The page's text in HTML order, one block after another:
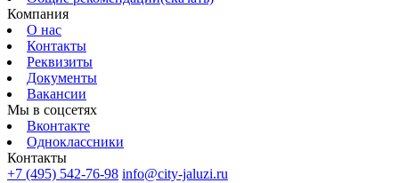
Компания
О нас
Контакты
Реквизиты
Документы
Вакансии
Мы в соцсетях
Вконтакте
Одноклассники
Контакты
+7 (495) 542-76-98 info@city-jaluzi.ru